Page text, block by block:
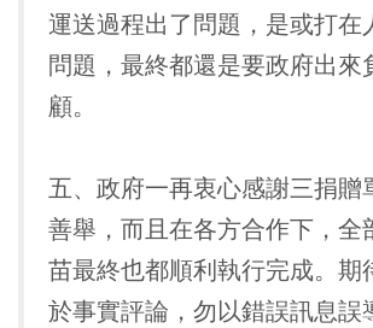
運送過程出了問題，是或打在
問題，最終都還是要政府出來
顧。
五、政府一再衷心感謝三捐贈
善舉，而且在各方合作下，全
苗最終也都順利執行完成。期
於事實評論，勿以錯誤訊息誤